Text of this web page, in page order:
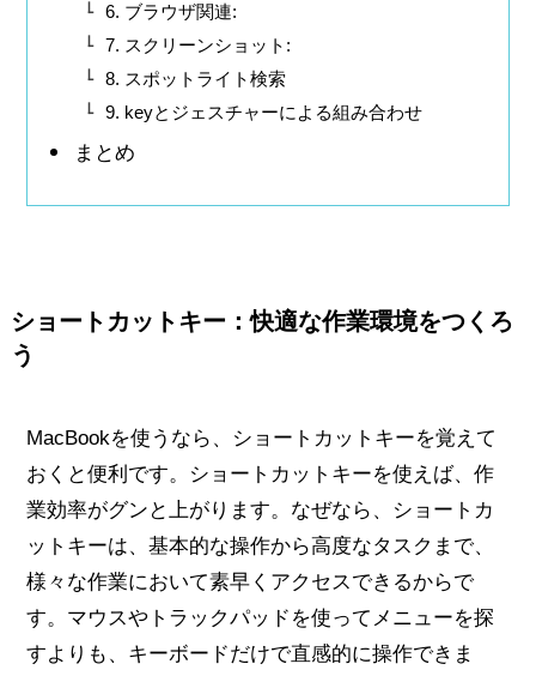
6. ブラウザ関連:
7. スクリーンショット:
8. スポットライト検索
9. keyとジェスチャーによる組み合わせ
まとめ
ショートカットキー：快適な作業環境をつくろ
う
MacBookを使うなら、ショートカットキーを覚えて
おくと便利です。ショートカットキーを使えば、作
業効率がグンと上がります。なぜなら、ショートカ
ットキーは、基本的な操作から高度なタスクまで、
様々な作業において素早くアクセスできるからで
す。マウスやトラックパッドを使ってメニューを探
すよりも、キーボードだけで直感的に操作できま